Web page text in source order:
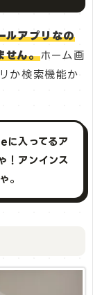
ルアプリなの
せん。ホーム画
か検索機能か
に入ってるア
！アンインス
。